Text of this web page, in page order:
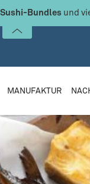
Bundles und
MANUFAKTUR